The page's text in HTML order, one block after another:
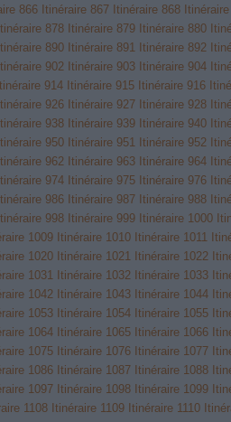
866 Itinéraire 867 Itinéraire 868
Itinéraire 878 Itinéraire 879 Itinéraire 880
Itinéraire 890 Itinéraire 891 Itinéraire 892
Itinéraire 902 Itinéraire 903 Itinéraire 904
Itinéraire 914 Itinéraire 915 Itinéraire 916
Itinéraire 926 Itinéraire 927 Itinéraire 928
Itinéraire 938 Itinéraire 939 Itinéraire 940
Itinéraire 950 Itinéraire 951 Itinéraire 952
Itinéraire 962 Itinéraire 963 Itinéraire 964
Itinéraire 974 Itinéraire 975 Itinéraire 976
Itinéraire 986 Itinéraire 987 Itinéraire 988
Itinéraire 998 Itinéraire 999 Itinéraire 1000
1009 Itinéraire 1010 Itinéraire 1011
1020 Itinéraire 1021 Itinéraire 1022
1031 Itinéraire 1032 Itinéraire 1033
1042 Itinéraire 1043 Itinéraire 1044
1053 Itinéraire 1054 Itinéraire 1055
1064 Itinéraire 1065 Itinéraire 1066
1075 Itinéraire 1076 Itinéraire 1077
1086 Itinéraire 1087 Itinéraire 1088
1097 Itinéraire 1098 Itinéraire 1099
1108 Itinéraire 1109 Itinéraire 1110